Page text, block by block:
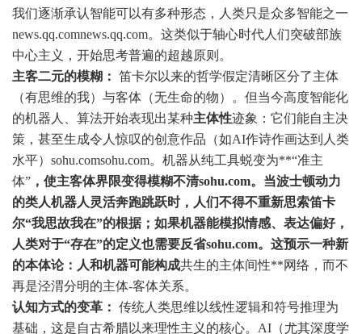
我们逐渐承认智能可以有多种形态，人类只是众多智能之一
news.qq.comnews.qq.com。这类似于轴心时代人们突破部族
中心主义，开始思考普遍的超越原则。
主客二元的模糊： 笛卡尔以来的哲学假定清晰区分了主体
（有思维的我）与客体（无生命的物）。但当今高度智能化
的机器人、算法开始表现出某种主体性迹象：它们能自主决
策，甚至生成令人惊叹的创意作品（如AI作诗作画达到人类
水平） sohu.comsohu.com。机器从纯工具蜕变为**“准主
体” ，使主客体界限变得模糊不清sohu.com。当波士顿动力
的类人机器人灵活奔跑跳跃时，人们不得不重新思索笛卡
尔“我思故我在”的根据；如果机器能模拟情感、表达偏好，
人类对于“存在”的定义也需要反省sohu.com。这预示一种新
的本体论：人和机器可能构成共生的主体间性**网络，而不
再是泾渭分明的主体-客体关系。
认知方式的变革： 传统人类思维以线性逻辑和符号推理为
基础，这是自古希腊以来理性主义的核心。AI（尤其深度学